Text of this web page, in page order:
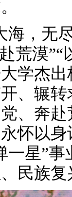
，无尽
荒漠
学杰
、辗
、奔
怀以
一星”
民族